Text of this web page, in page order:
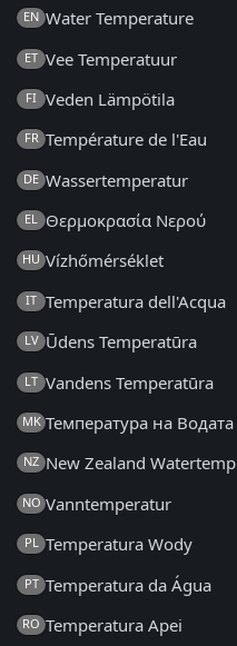
EN Water Temperature
ET Vee Temperatuur
FI Veden Lämpötila
FR Température de l'Eau
DE Wassertemperatur
EL Θερμοκρασία Νερού
HU Vízhőmérséklet
IT Temperatura dell'Acqua
LV Ūdens Temperatūra
LT Vandens Temperatūra
MK Температура на Водата
NZ New Zealand Watertemp
NO Vanntemperatur
PL Temperatura Wody
PT Temperatura da Água
RO Temperatura Apei